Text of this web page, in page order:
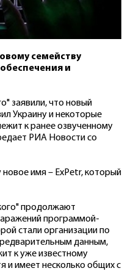
семейству
и
заявили, что новый
Украину и некоторые
к ранее озвученному
РИА Новости со
имя – ExPetr, который
продолжают
программой-
стали организации по
данным,
к уже известному
и имеет несколько общих с